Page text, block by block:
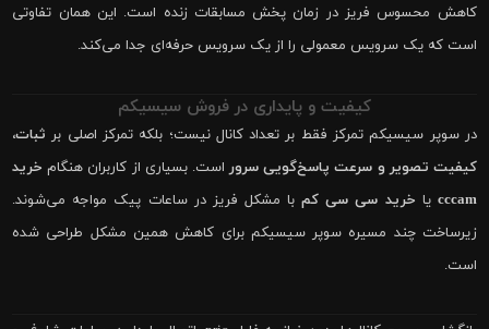
کاهش محسوس فریز در زمان پخش مسابقات زنده است. این همان تفاوتی
است که یک سرویس معمولی را از یک سرویس حرفه‌ای جدا می‌کند.
کیفیت و پایداری در فروش سیسیکم
در سوپر سیسیکم تمرکز فقط بر تعداد کانال نیست؛ بلکه تمرکز اصلی بر ثبات،
کیفیت تصویر و سرعت پاسخ‌گویی سروراست. بسیاری از کاربران هنگام خرید
cccam یا خرید سی سی کمبا مشکل فریز در ساعات پیک مواجه می‌شوند.
زیرساخت چند مسیره سوپر سیسیکم برای کاهش همین مشکل طراحی شده
است.